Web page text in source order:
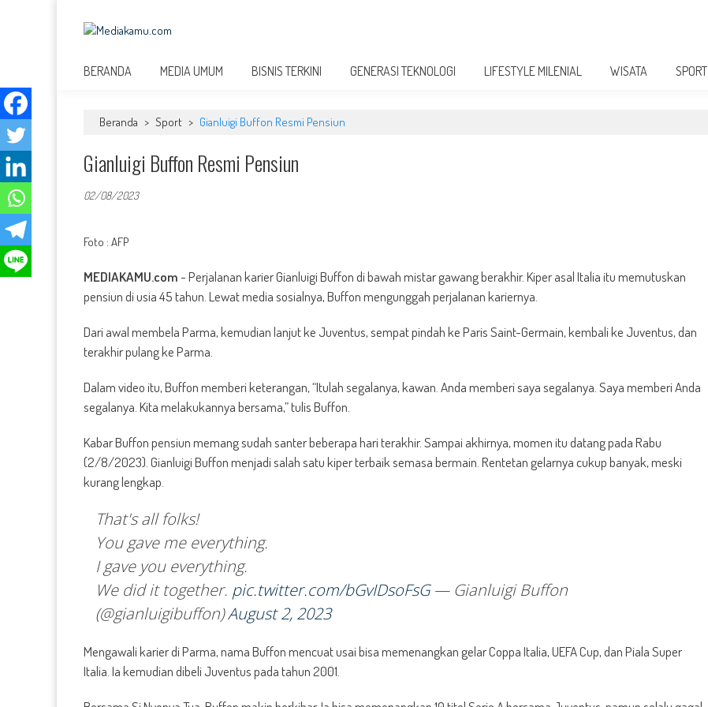
BERANDA MEDIA UMUM BISNIS TERKINI GENERASI TEKNOLOGI LIFESTYLE MILENIAL WISATA SPORT
Beranda > Sport > Gianluigi Buffon Resmi Pensiun
Gianluigi Buffon Resmi Pensiun
02/08/2023
Foto : AFP
MEDIAKAMU.com-Perjalanan karier Gianluigi Buffon di bawah mistar gawang berakhir. Kiper asal Italia itu memutuskan
pensiun di usia 45 tahun. Lewat media sosialnya, Buffon mengunggah perjalanan kariernya.
Dari awal membela Parma, kemudian lanjut ke Juventus, sempat pindah ke Paris Saint-Germain, kembali ke Juventus, dan
terakhir pulang ke Parma.
Dalam video itu, Buffon memberi keterangan, “Itulah segalanya, kawan. Anda memberi saya segalanya. Saya memberi Anda
segalanya. Kita melakukannya bersama,” tulis Buffon.
Kabar Buffon pensiun memang sudah santer beberapa hari terakhir. Sampai akhirnya, momen itu datang pada Rabu
(2/8/2023). Gianluigi Buffon menjadi salah satu kiper terbaik semasa bermain. Rentetan gelarnya cukup banyak, meski
kurang lengkap.
That's all folks!
You gave me everything.
I gave you everything.
We did it together. pic.twitter.com/bGvIDsoFsG — Gianluigi Buffon
(@gianluigibuffon)August 2, 2023
Mengawali karier di Parma, nama Buffon mencuat usai bisa memenangkan gelar Coppa Italia, UEFA Cup, dan Piala Super
Italia. Ia kemudian dibeli Juventus pada tahun 2001.